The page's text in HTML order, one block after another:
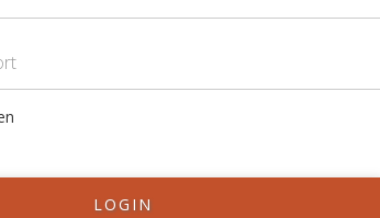
LOGIN